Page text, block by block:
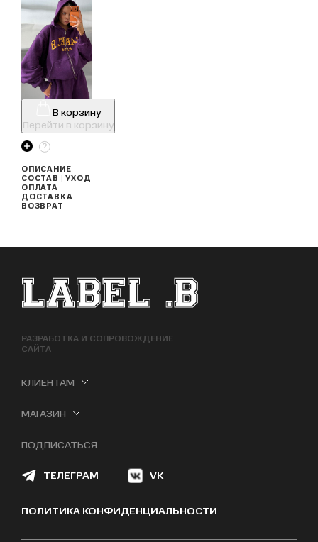
В корзину
Перейти в корзину
ОПИСАНИЕ
СОСТАВ | УХОД
ОПЛАТА
ДОСТАВКА
ВОЗВРАТ
ФУТЕР САЙТА
РАЗРАБОТКА И СОПРОВОЖДЕНИЕ
САЙТА
КЛИЕНТАМ
МАГАЗИН
ПОДПИСАТЬСЯ
ТЕЛЕГРАМ VK
ПОЛИТИКА КОНФИДЕНЦИАЛЬНОСТИ